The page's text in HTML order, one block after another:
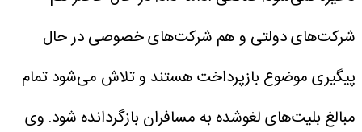
شرکت‌های دولتی و هم شرکت‌های خصوصی در حال
پیگیری موضوع بازپرداخت هستند و تلاش می‌شود تمام
مبالغ بلیت‌های لغوشده به مسافران بازگردانده شود. وی